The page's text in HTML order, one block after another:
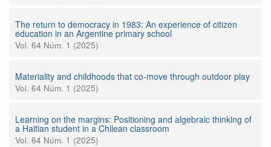
The return to democracy in 1983: An experience of citizen
education in an Argentine primary school
Vol. 64 Núm. 1 (2025)
Materiality and childhoods that co-move through outdoor play
Vol. 64 Núm. 1 (2025)
Learning on the margins: Positioning and algebraic thinking of
a Haitian student in a Chilean classroom
Vol. 64 Núm. 1 (2025)